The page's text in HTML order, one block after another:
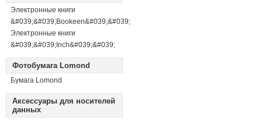
Электронные книги
&#039;&#039;Bookeen&#039;&#039;
Электронные книги
&#039;&#039;Inch&#039;&#039;
Фотобумага Lomond
Бумага Lomond
Аксессуары для носителей
данных